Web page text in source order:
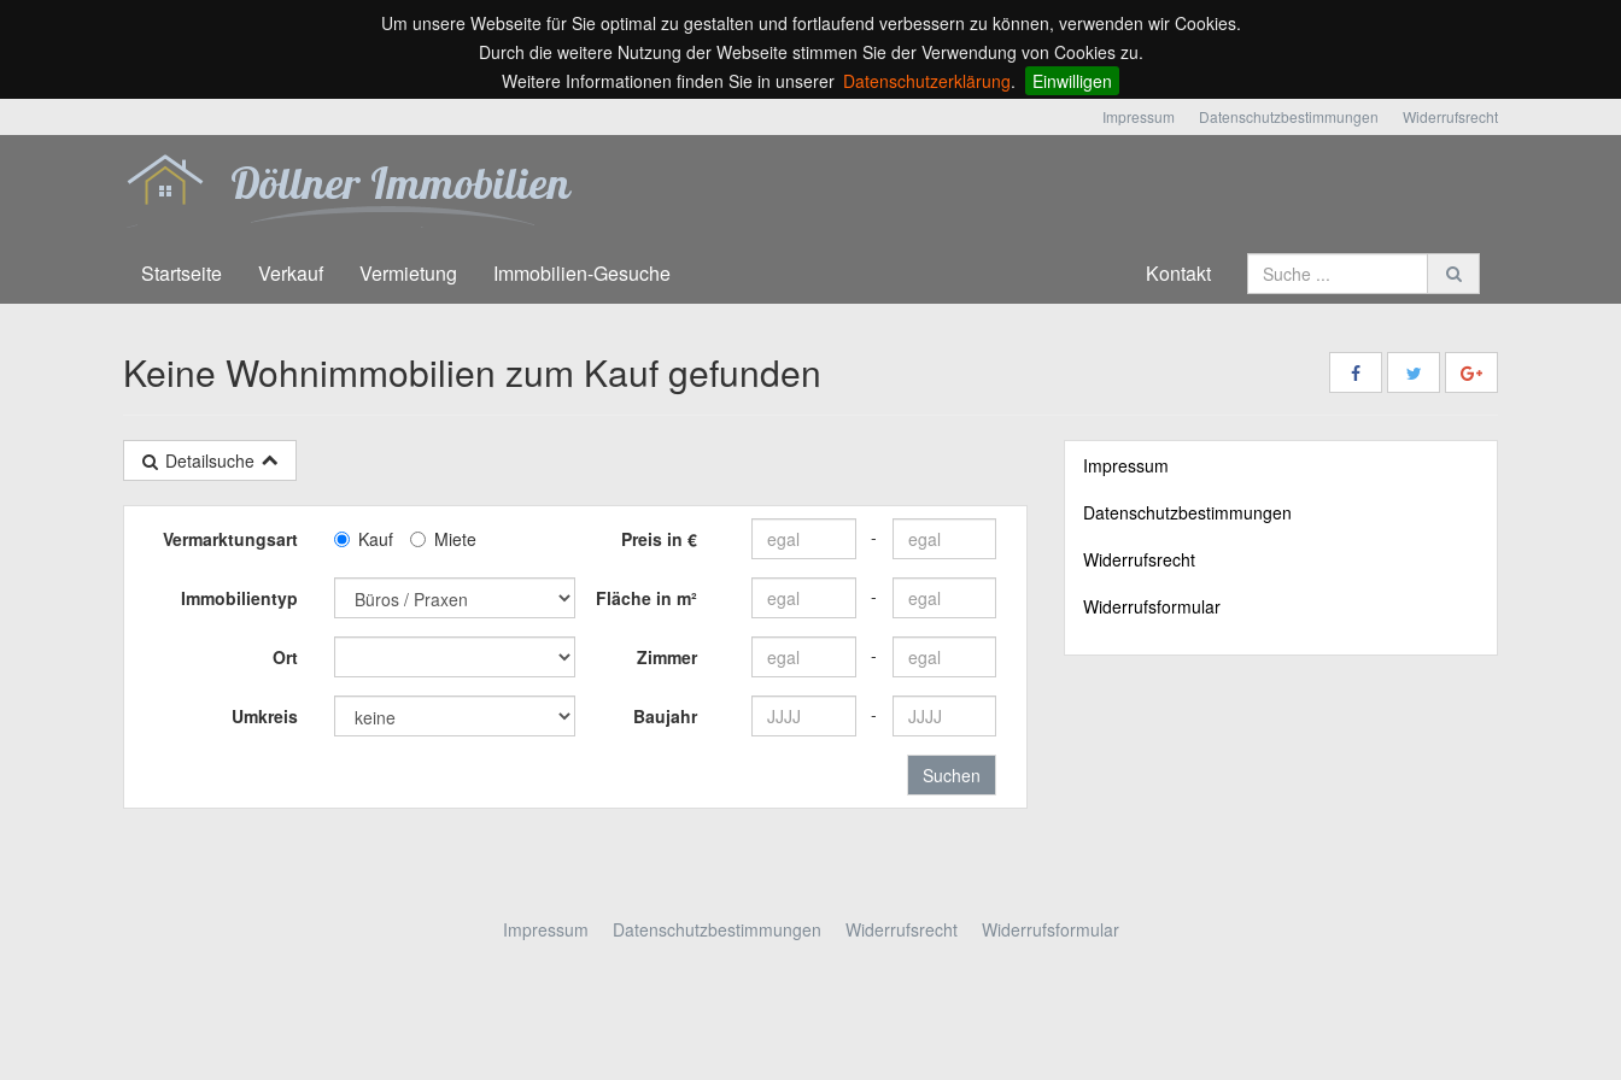
Um unsere Webseite für Sie optimal zu gestalten und fortlaufend verbessern zu können, verwenden wir Cookies.
Durch die weitere Nutzung der Webseite stimmen Sie der Verwendung von Cookies zu.
Weitere Informationen finden Sie in unserer Datenschutzerklärung. Einwilligen
Impressum Datenschutzbestimmungen Widerrufsrecht
Startseite Verkauf Vermietung Immobilien-Gesuche Kontakt
Keine Wohnimmobilien zum Kauf gefunden
Detailsuche
Vermarktungsart Kauf Miete
Immobilientyp
Ort
Umkreis
Preis in €
Fläche in m²
Zimmer
Baujahr
Impressum
Datenschutzbestimmungen
Widerrufsrecht
Widerrufsformular
Impressum Datenschutzbestimmungen Widerrufsrecht Widerrufsformular